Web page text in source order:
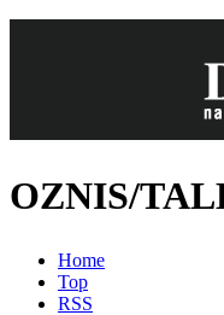
OZNIS/
Home
Top
RSS